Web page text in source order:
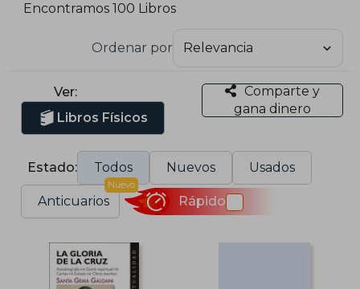
Encontramos 100 Libros
Ordenar por
Ver:
Libros Físicos
Comparte y
gana dinero
Estado: Todos Nuevos Usados
Anticuarios
Nuevo
Rápido